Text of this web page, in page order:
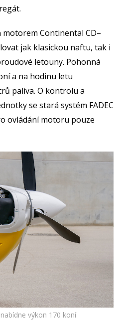
Continental CD–
jak klasickou naftu, tak i
letouny. Pohonná
a na hodinu letu
paliva. O kontrolu a
se stará systém FADEC
ovládání motoru pouze
výkon 170 koní